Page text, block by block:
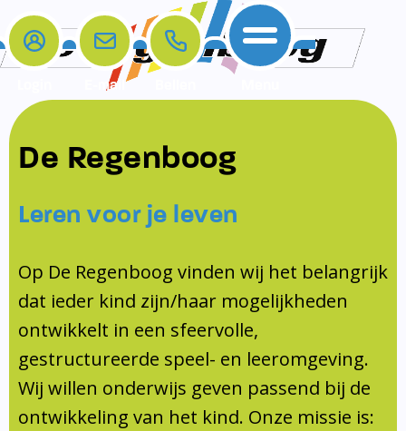
Home
De school
Opleiding en Stage
KomKids
Schoolvakanties
Ouderraad
Medezeggenschapsraad
Documentatie
Ouders
Ouders
Contact
Contact
Contact
Samenwerkingen
Samenwerkingen
Schoollogopedist
E-mail
De Regenboog
Leren voor je leven
Op De Regenboog vinden wij het belangrijk
dat ieder kind zijn/haar mogelijkheden
ontwikkelt in een sfeervolle,
gestructureerde speel- en leeromgeving.
Wij willen onderwijs geven passend bij de
ontwikkeling van het kind. Onze missie is: